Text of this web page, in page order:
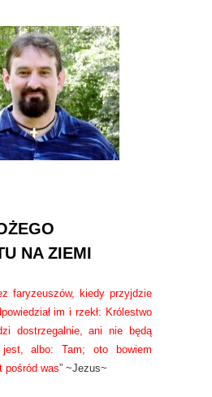
NA ZIEMI
faryzeuszów, kiedy przyjdzie
im i rzekł: Królestwo
dostrzegalnie, ani nie będą
albo: Tam; oto bowiem
pośród was” ~Jezus~